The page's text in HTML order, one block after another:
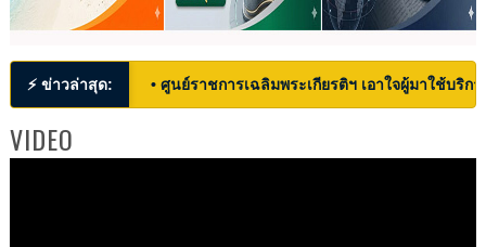
⚡ ข่าวล่าสุด: • ศูนย์ราชการเฉลิมพระเกียรติฯ เอาใจผู้มาใช้บริก
VIDEO